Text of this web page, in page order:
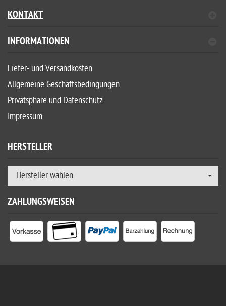
KONTAKT
INFORMATIONEN
Liefer- und Versandkosten
Allgemeine Geschäftsbedingungen
Privatsphäre und Datenschutz
Impressum
HERSTELLER
Hersteller wählen
ZAHLUNGSWEISEN